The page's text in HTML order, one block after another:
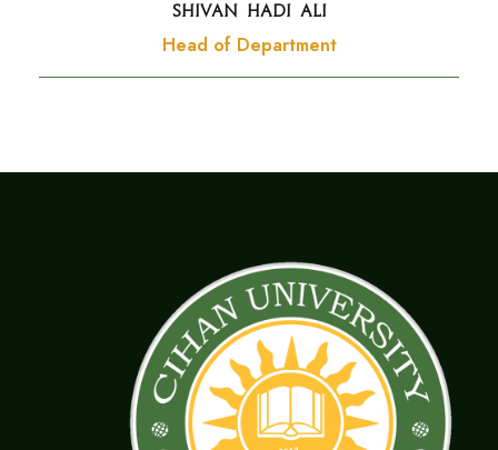
SHIVAN HADI ALI
Head of Department